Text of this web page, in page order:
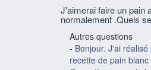
J'aimerai faire un pain
normalement .Quels
Autres questions
- Bonjour. J'ai réalisé
recette de pain blanc